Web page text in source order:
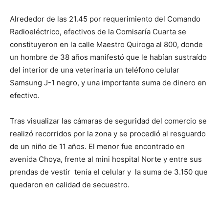
Alrededor de las 21.45 por requerimiento del Comando
Radioeléctrico, efectivos de la Comisaría Cuarta se
constituyeron en la calle Maestro Quiroga al 800, donde
un hombre de 38 años manifestó que le habían sustraído
del interior de una veterinaria un teléfono celular
Samsung J-1 negro, y una importante suma de dinero en
efectivo.
Tras visualizar las cámaras de seguridad del comercio se
realizó recorridos por la zona y se procedió al resguardo
de un niño de 11 años. El menor fue encontrado en
avenida Choya, frente al mini hospital Norte y entre sus
prendas de vestir tenía el celular y la suma de 3.150 que
quedaron en calidad de secuestro.